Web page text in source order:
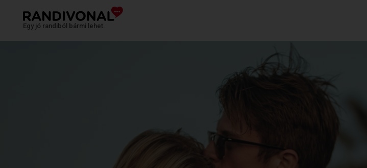
Egy jó randiból bármi lehet.